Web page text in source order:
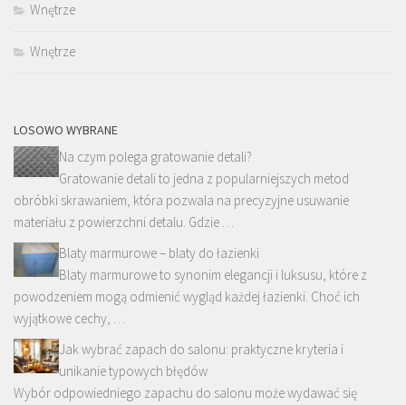
Wnętrze
Wnętrze
LOSOWO WYBRANE
Na czym polega gratowanie detali?
Gratowanie detali to jedna z popularniejszych metod
obróbki skrawaniem, która pozwala na precyzyjne usuwanie
materiału z powierzchni detalu. Gdzie …
Blaty marmurowe – blaty do łazienki
Blaty marmurowe to synonim elegancji i luksusu, które z
powodzeniem mogą odmienić wygląd każdej łazienki. Choć ich
wyjątkowe cechy, …
Jak wybrać zapach do salonu: praktyczne kryteria i
unikanie typowych błędów
Wybór odpowiedniego zapachu do salonu może wydawać się